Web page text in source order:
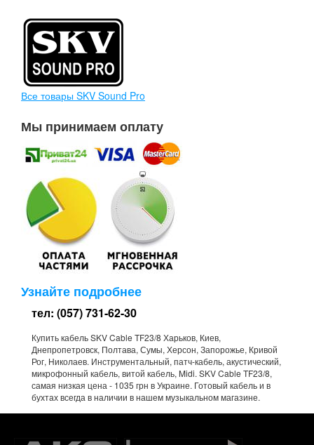
Все товары SKV Sound Pro
Мы принимаем оплату
Узнайте подробнее
тел: (057) 731-62-30
Купить кабель SKV Cable TF23/8 Харьков, Киев,
Днепропетровск, Полтава, Сумы, Херсон, Запорожье, Кривой
Рог, Николаев. Инструментальный, патч-кабель, акустический,
микрофонный кабель, витой кабель, Midi. SKV Cable TF23/8,
самая низкая цена - 1035 грн в Украине. Готовый кабель и в
бухтах всегда в наличии в нашем музыкальном магазине.